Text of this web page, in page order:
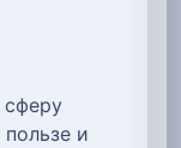
сферу
и